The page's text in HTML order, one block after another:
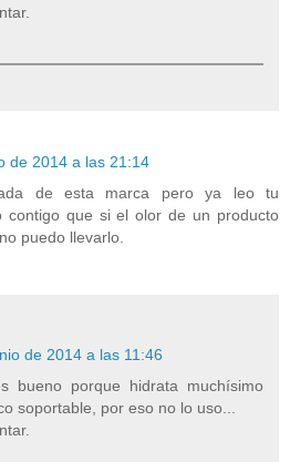
de 2014 a las 21:14
de esta marca pero ya leo tu
contigo que si el olor de un producto
puedo llevarlo.
de 2014 a las 11:46
bueno porque hidrata muchísimo
soportable, por eso no lo uso...